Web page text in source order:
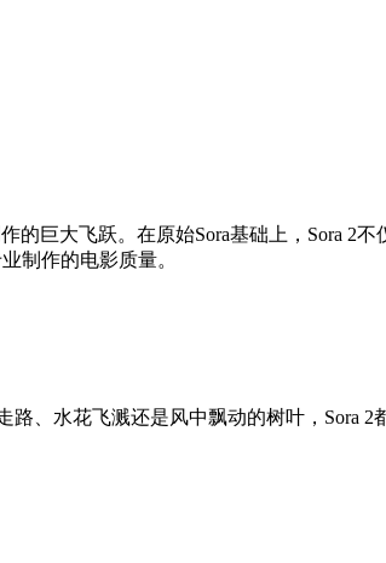
的巨大飞跃。在原始Sora基础上，Sora 2
制作的电影质量。
、水花飞溅还是风中飘动的树叶，Sora